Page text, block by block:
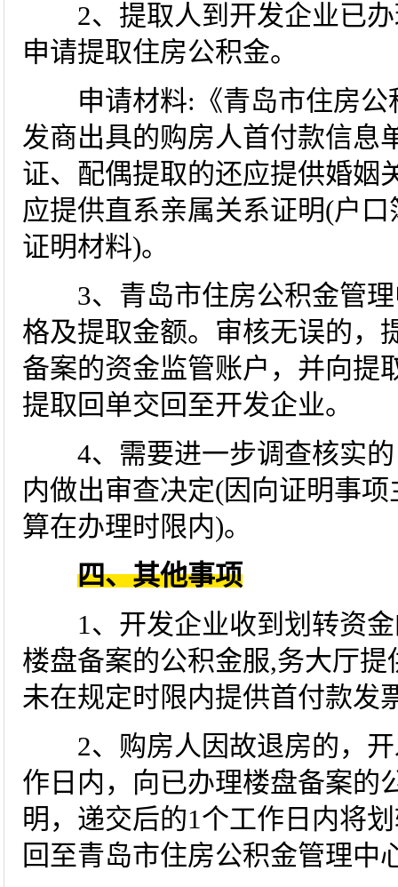
2、提取人到开发企业已办
申请提取住房公积金。
申请材料:《青岛市住房公
发商出具的购房人首付款信息
证、配偶提取的还应提供婚姻
应提供直系亲属关系证明(户
证明材料)。
3、青岛市住房公积金管理
格及提取金额。审核无误的，
备案的资金监管账户，并向提
提取回单交回至开发企业。
4、需要进一步调查核实的
内做出审查决定(因向证明事
算在办理时限内)。
四、其他事项
1、开发企业收到划转资金
楼盘备案的公积金服,务大厅
未在规定时限内提供首付款发
2、购房人因故退房的，开
作日内，向已办理楼盘备案的
明，递交后的1个工作日内将
回至青岛市住房公积金管理中